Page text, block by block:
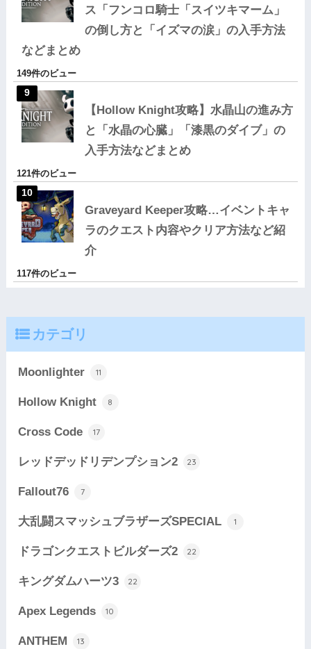
ス「フンコロ騎士「スイツキマーム」
の倒し方と「イズマの涙」の入手方法
などまとめ
149件のビュー
【Hollow Knight攻略】水晶山の進み方
と「水晶の心臓」「漆黒のダイブ」の
入手方法などまとめ
121件のビュー
Graveyard Keeper攻略…イベントキャ
ラのクエスト内容やクリア方法など紹
介
117件のビュー
カテゴリ
Moonlighter 11
Hollow Knight 8
Cross Code 17
レッドデッドリデンプション2 23
Fallout76 7
大乱闘スマッシュブラザーズSPECIAL 1
ドラゴンクエストビルダーズ2 22
キングダムハーツ3 22
Apex Legends 10
ANTHEM 13